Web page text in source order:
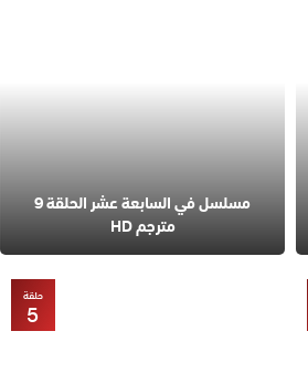
مسلسل في السابعة عشر الحلقة 9
مترجم HD
حلقة
5